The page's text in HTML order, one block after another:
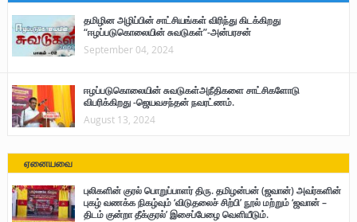
தமிழின அழிப்பின் சாட்சியங்கள் விரிந்து கிடக்கிறது
“ஈழப்படுகொலையின் சுவடுகள்”-அன்பரசன்
September 04, 2024
ஈழப்படுகொலையின் சுவடுகள்அநீதிகளை சாட்சிகளோடு
விபரிக்கிறது -ஜெயவசந்தன் நவரட்ணம்.
August 13, 2024
ஏனையவை
புலிகளின் குரல் பொறுப்பாளர் திரு. தமிழன்பன் (ஜவான்) அவர்களின்
புகழ் வணக்க நிகழ்வும் ‘விடுதலைச் சிற்பி’ நூல் மற்றும் ‘ஜவான் –
திடம் குன்றா தீக்குரல்’ இசைப்பேழை வெளியீடும்.